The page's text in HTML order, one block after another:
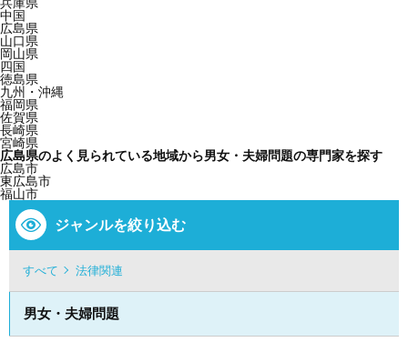
中国
広島県
山口県
岡山県
四国
徳島県
九州・沖縄
福岡県
佐賀県
長崎県
宮崎県
広島県のよく見られている地域から男女・夫婦問題の専門家を探す
広島市
東広島市
福山市
ジャンルを絞り込む
すべて 法律関連
男女・夫婦問題